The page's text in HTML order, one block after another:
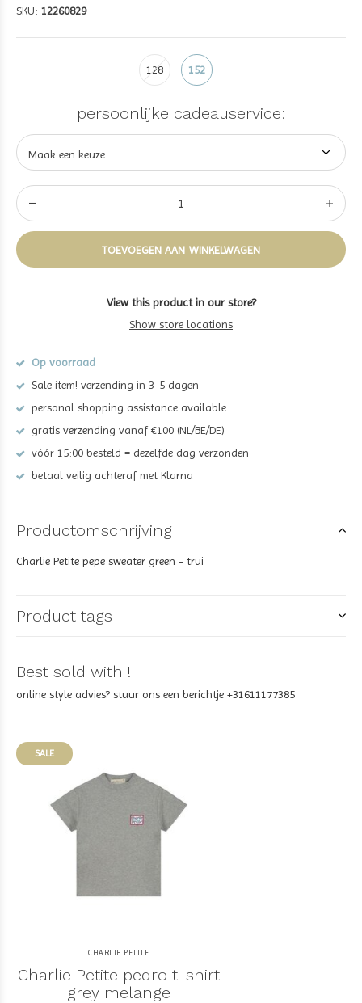
SKU: 12260829
128 152
persoonlijke cadeauservice:
TOEVOEGEN AAN WINKELWAGEN
View this product in our store?
Show store locations
Op voorraad
Sale item! verzending in 3-5 dagen
personal shopping assistance available
gratis verzending vanaf €100 (NL/BE/DE)
vóór 15:00 besteld = dezelfde dag verzonden
betaal veilig achteraf met Klarna
Productomschrijving
Charlie Petite pepe sweater green - trui
Product tags
Best sold with !
online style advies? stuur ons een berichtje +31611177385
SALE
CHARLIE PETITE
Charlie Petite pedro t-shirt
grey melange